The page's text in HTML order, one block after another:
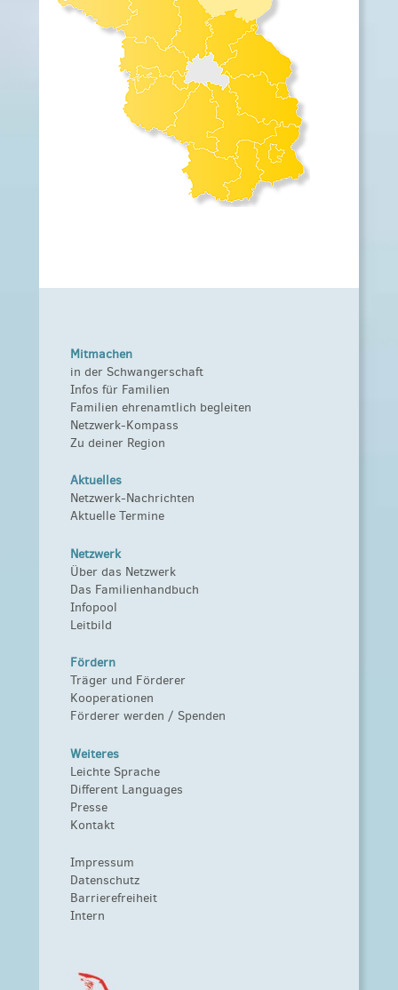
Mitmachen
in der Schwangerschaft
Infos für Familien
Familien ehrenamtlich begleiten
Netzwerk-Kompass
Zu deiner Region
Aktuelles
Netzwerk-Nachrichten
Aktuelle Termine
Netzwerk
Über das Netzwerk
Das Familienhandbuch
Infopool
Leitbild
Fördern
Träger und Förderer
Kooperationen
Förderer werden / Spenden
Weiteres
Leichte Sprache
Different Languages
Presse
Kontakt
Impressum
Datenschutz
Barrierefreiheit
Intern